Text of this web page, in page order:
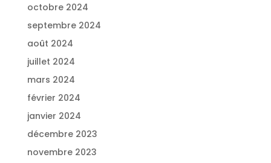
octobre 2024
septembre 2024
août 2024
juillet 2024
mars 2024
février 2024
janvier 2024
décembre 2023
novembre 2023